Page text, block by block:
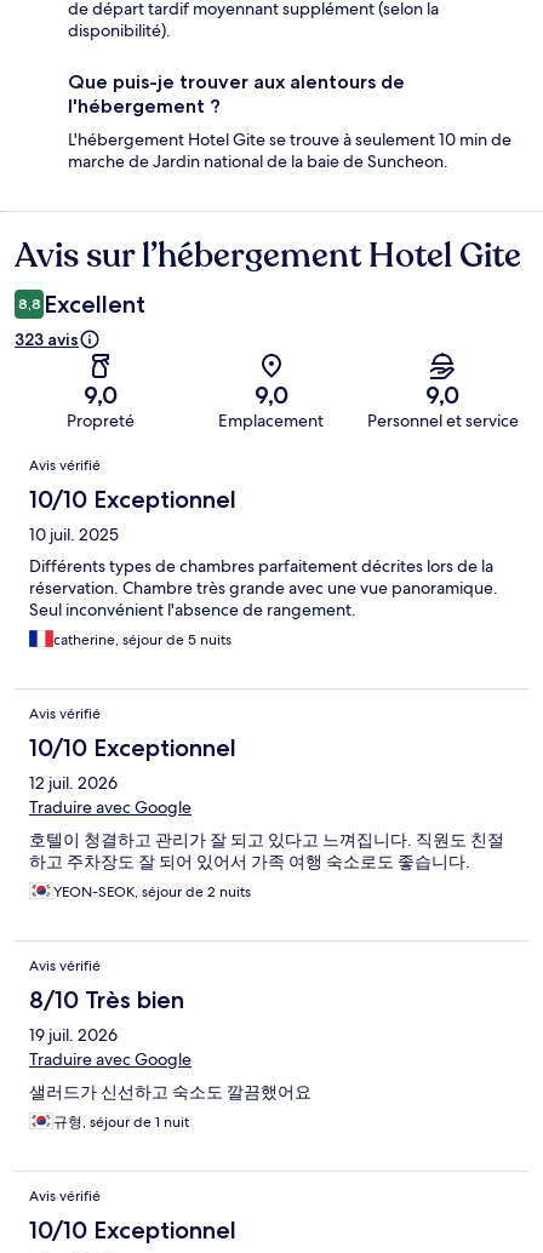
de départ tardif moyennant supplément (selon la
disponibilité).
Que puis-je trouver aux alentours de
l'hébergement ?
L'hébergement Hotel Gite se trouve à seulement 10 min de
marche de Jardin national de la baie de Suncheon.
Avis
Avis sur l’hébergement Hotel Gite
8,8 Excellent
323 avis
9,0
Propreté
9,0
Emplacement
9,0
Personnel et service
Avis
Avis vérifié
10/10 Exceptionnel
10 juil. 2025
Différents types de chambres parfaitement décrites lors de la
réservation. Chambre très grande avec une vue panoramique.
Seul inconvénient l'absence de rangement.
catherine, séjour de 5 nuits
Avis vérifié
10/10 Exceptionnel
12 juil. 2026
Traduire avec Google
호텔이 청결하고 관리가 잘 되고 있다고 느껴집니다. 직원도 친절
하고 주차장도 잘 되어 있어서 가족 여행 숙소로도 좋습니다.
YEON-SEOK, séjour de 2 nuits
Avis vérifié
8/10 Très bien
19 juil. 2026
Traduire avec Google
샐러드가 신선하고 숙소도 깔끔했어요
규형, séjour de 1 nuit
Avis vérifié
10/10 Exceptionnel